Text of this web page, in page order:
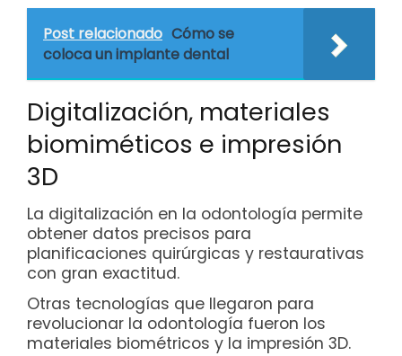
Post relacionado Cómo se
coloca un implante dental
Digitalización, materiales
biomiméticos e impresión
3D
La digitalización en la odontología permite
obtener datos precisos para
planificaciones quirúrgicas y restaurativas
con gran exactitud.
Otras tecnologías que llegaron para
revolucionar la odontología fueron los
materiales biométricos y la impresión 3D.